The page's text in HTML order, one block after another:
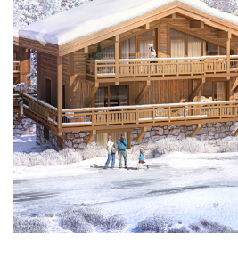
Previous